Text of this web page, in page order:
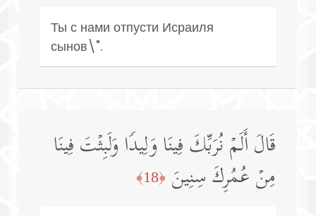
Ты с нами отпусти Исраиля
сынов\".
قَالَ أَلَمۡ نُرَبِّكَ فِینَا وَلِیدࣰا وَلَبِثۡتَ فِینَا
مِنۡ عُمُرِكَ سِنِینَ ﴿18﴾